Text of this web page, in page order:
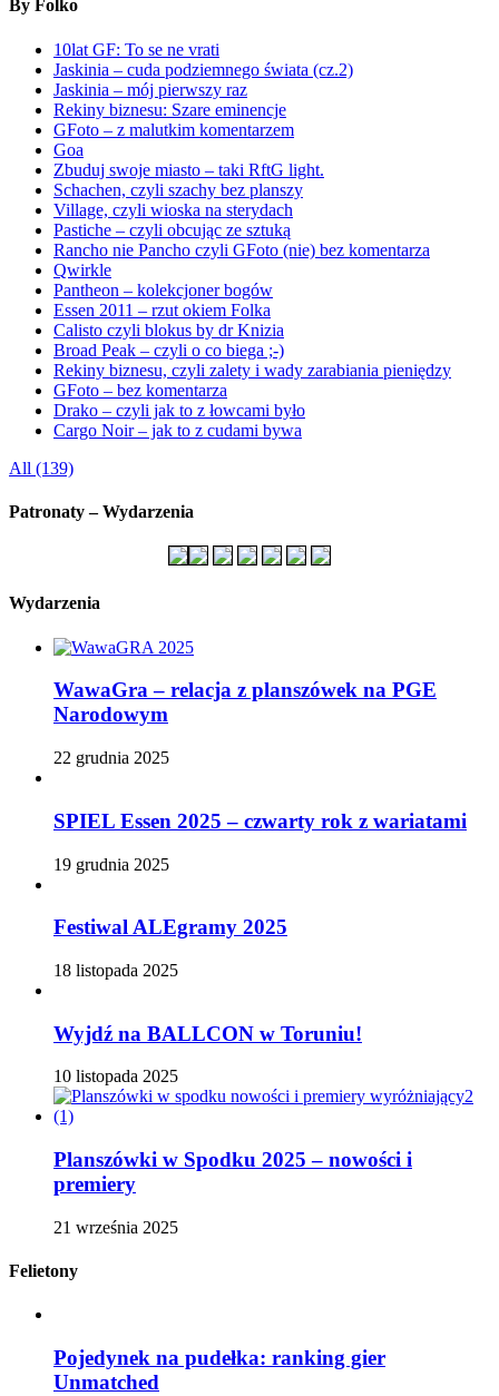
By Folko
10lat GF: To se ne vrati
Jaskinia – cuda podziemnego świata (cz.2)
Jaskinia – mój pierwszy raz
Rekiny biznesu: Szare eminencje
GFoto – z malutkim komentarzem
Goa
Zbuduj swoje miasto – taki RftG light.
Schachen, czyli szachy bez planszy
Village, czyli wioska na sterydach
Pastiche – czyli obcując ze sztuką
Rancho nie Pancho czyli GFoto (nie) bez komentarza
Qwirkle
Pantheon – kolekcjoner bogów
Essen 2011 – rzut okiem Folka
Calisto czyli blokus by dr Knizia
Broad Peak – czyli o co biega ;-)
Rekiny biznesu, czyli zalety i wady zarabiania pieniędzy
GFoto – bez komentarza
Drako – czyli jak to z łowcami było
Cargo Noir – jak to z cudami bywa
All (139)
Patronaty – Wydarzenia
Wydarzenia
WawaGra – relacja z planszówek na PGE
Narodowym
22 grudnia 2025
SPIEL Essen 2025 – czwarty rok z wariatami
19 grudnia 2025
Festiwal ALEgramy 2025
18 listopada 2025
Wyjdź na BALLCON w Toruniu!
10 listopada 2025
Planszówki w Spodku 2025 – nowości i
premiery
21 września 2025
Felietony
Pojedynek na pudełka: ranking gier
Unmatched